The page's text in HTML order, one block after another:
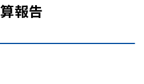
報告